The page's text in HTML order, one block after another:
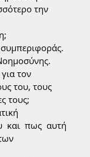
την
τον
του, τους
τους;
και πως αυτή